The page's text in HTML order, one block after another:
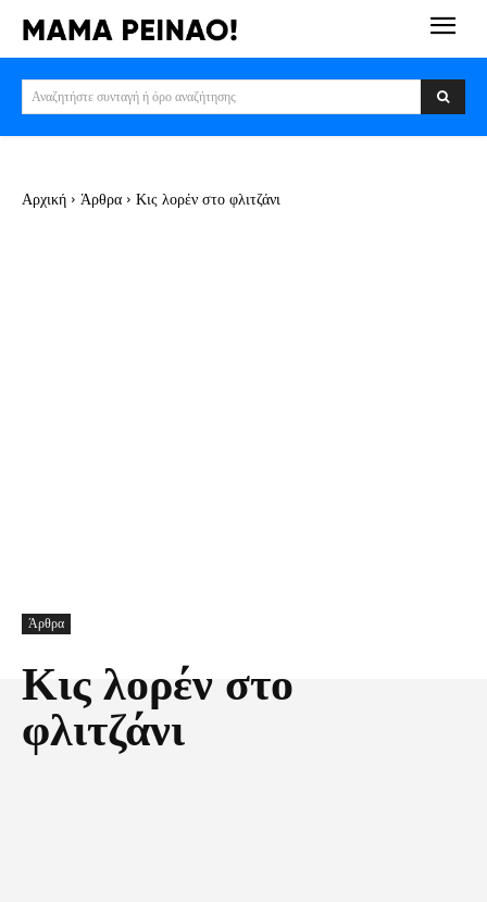
Αναζητήστε συνταγή ή όρο αναζήτησης
Αρχική Άρθρα Κις λορέν στο φλιτζάνι
Άρθρα
Κις λορέν στο
φλιτζάνι